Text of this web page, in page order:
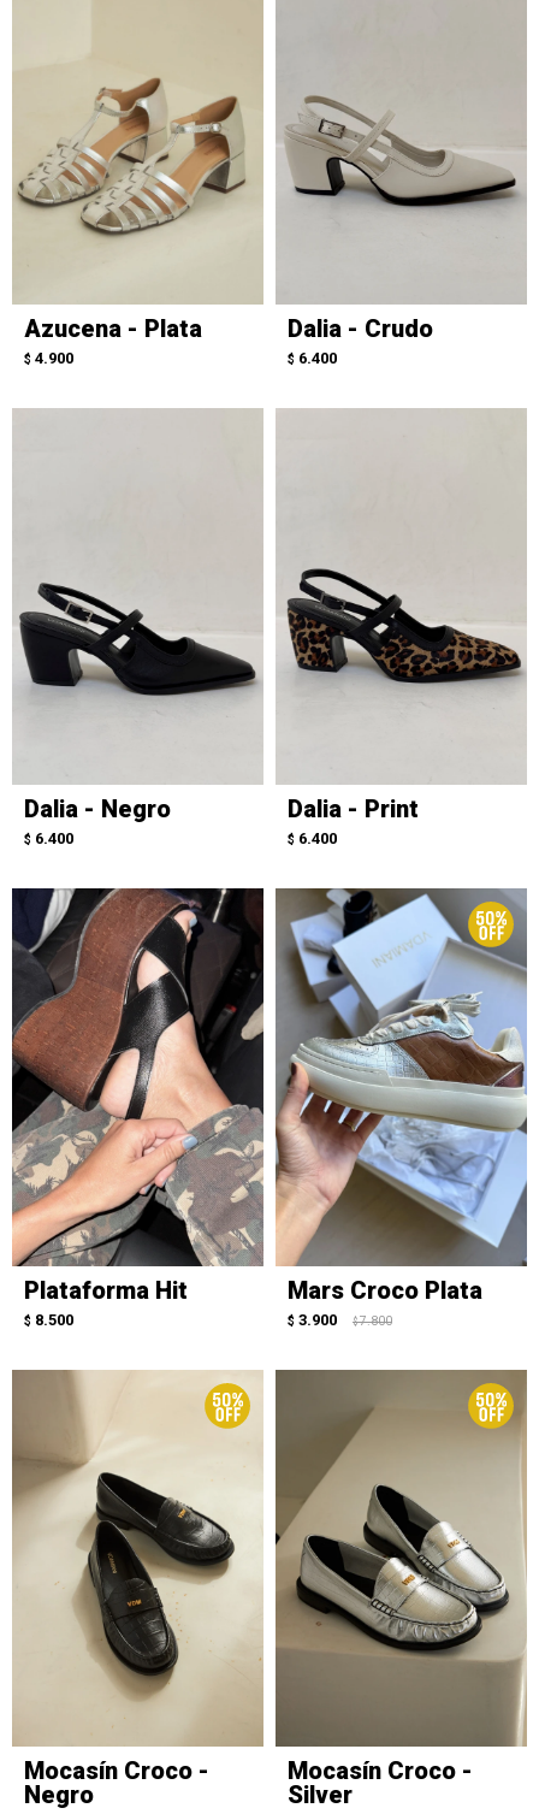
Azucena - Plata
$ 4.900
Dalia - Crudo
$ 6.400
Dalia - Negro
$ 6.400
Dalia - Print
$ 6.400
Plataforma Hit
$ 8.500
Mars Croco Plata
$ 3.900 $ 7.800
Mocasín Croco -
Negro
Mocasín Croco -
Silver